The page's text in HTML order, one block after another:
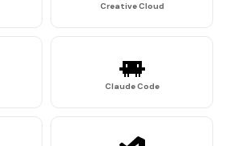
Creative Cloud
Claude Code